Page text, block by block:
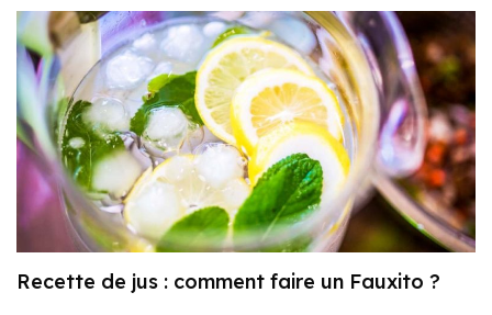
Recette de jus : comment faire un Fauxito ?